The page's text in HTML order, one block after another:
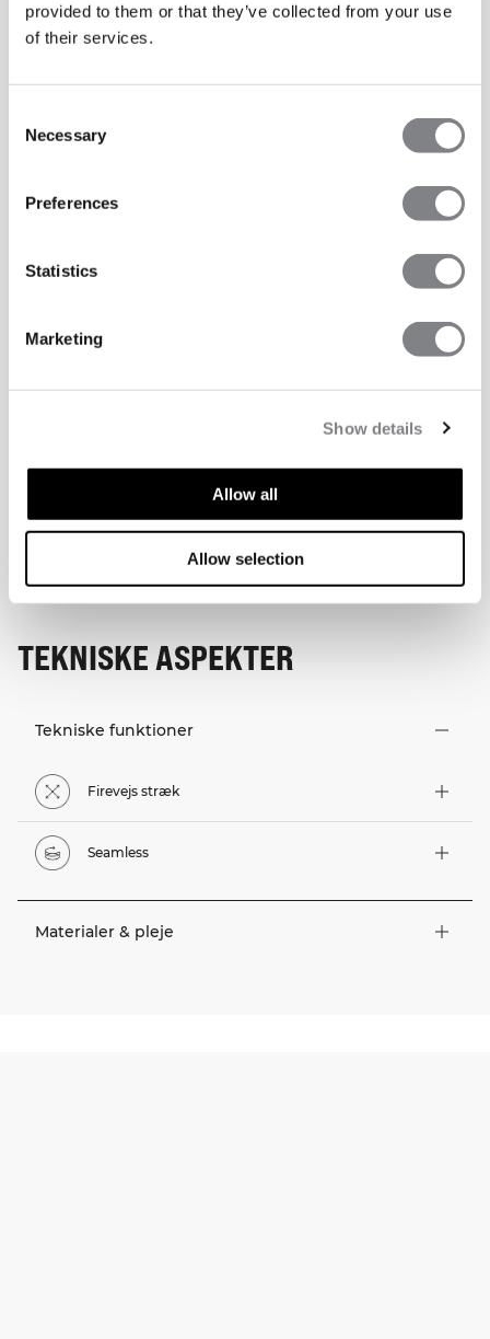
provided to them or that they’ve collected from your use
of their services.
Selection
Necessary
Preferences
Statistics
Marketing
Show details
Allow all
Allow selection
TEKNISKE ASPEKTER
Tekniske funktioner
Firevejs stræk
Seamless
Materialer & pleje